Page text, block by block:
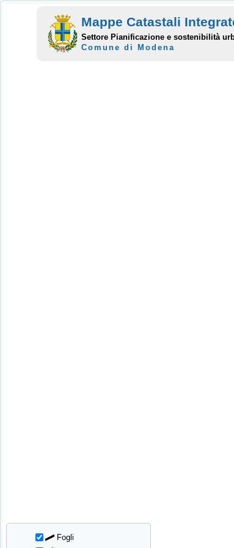
Fogli
Mappe Catastali
Settore Pianificazione e sostenibilità
Comune di Modena